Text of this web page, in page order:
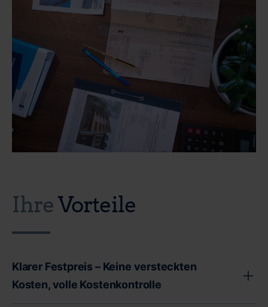
IhreVorteile
Klarer Festpreis – Keine versteckten
Kosten, volle Kostenkontrolle